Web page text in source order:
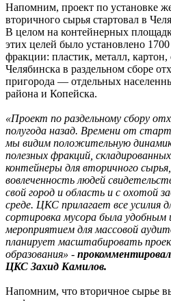
Напомним, проект по установке
вторичного сырья стартовал в
В целом на контейнерных
этих целей было установлено
фракции: пластик, металл,
Челябинска в раздельном сборе
пригорода — отдельных
района и Копейска.
«Проект по раздельному сбору
полугода назад. Времени от
мы видим положительную
полезных фракций,
контейнеры для вторичного
вовлеченность людей
свой город и область и с охотой
среде. ЦКС прилагает все усилия
сортировка мусора была
мероприятием для массовой
планирует масштабировать
образования» -
ЦКС Захид Камилов.
Напомним, что вторичное сырье